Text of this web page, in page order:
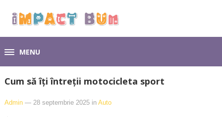
MENU
Cum să îți întreții motocicleta sport
Admin — 28 septembrie 2025 in Auto